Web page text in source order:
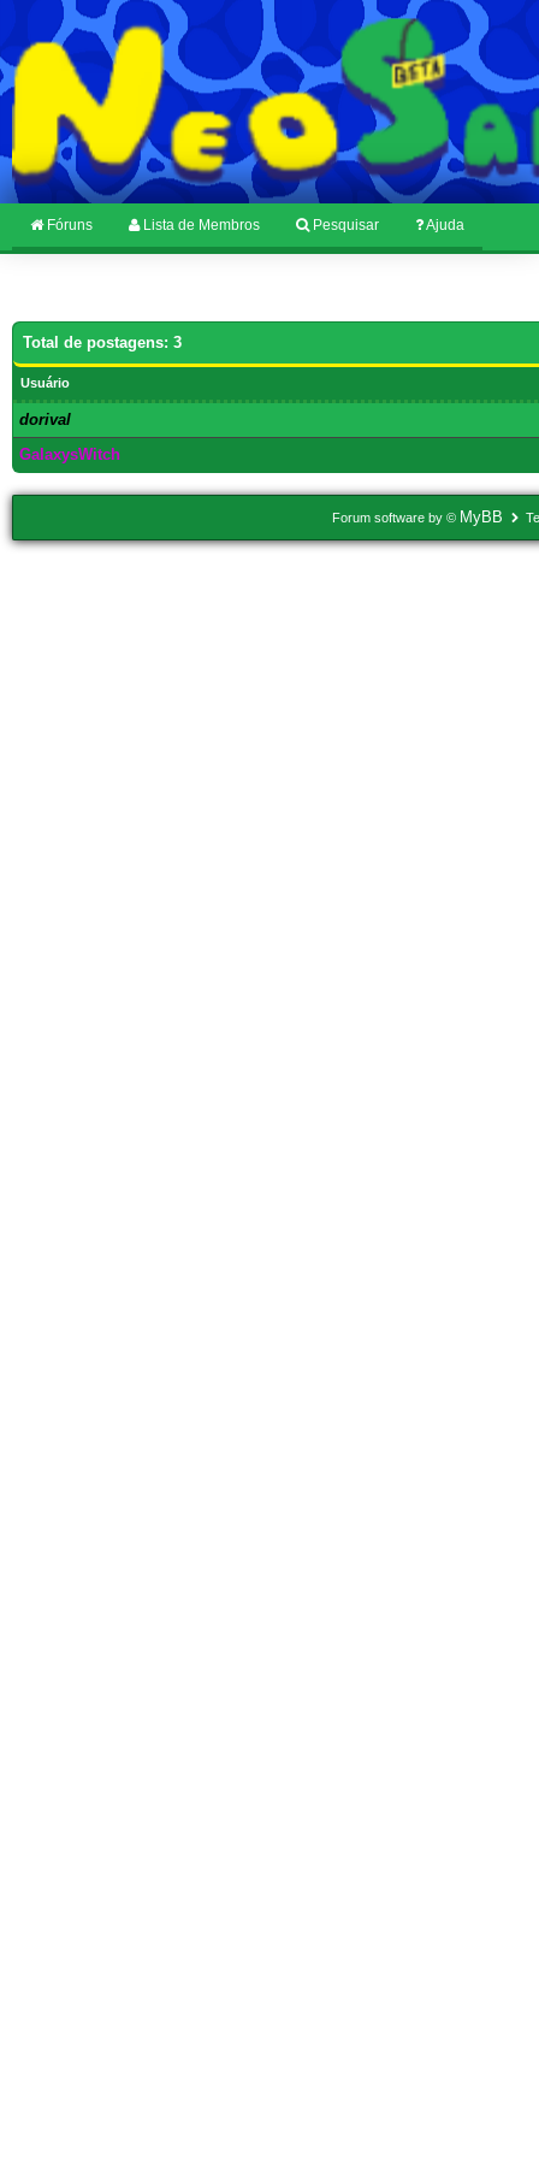
Fóruns Lista de Membros Pesquisar Ajuda
Total de postagens: 3
Usuário
dorival
GaIaxysWitch
Forum software by © MyBB